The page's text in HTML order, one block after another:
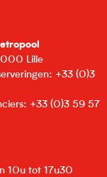
Lille
+33 (0)3
+33 (0)3 59 57
10u tot 17u30